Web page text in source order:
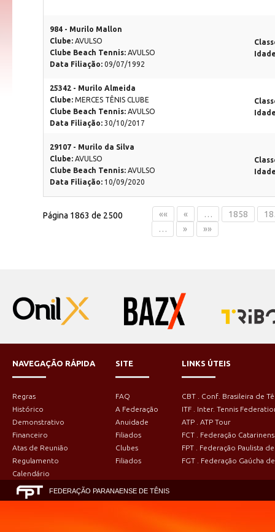
984 - Murilo Mallon
Clube: AVULSO
Clube Beach Tennis: AVULSO
Data Filiação: 09/07/1992
25342 - Murilo Almeida
Clube: MERCES TÊNIS CLUBE
Clube Beach Tennis: AVULSO
Data Filiação: 30/10/2017
29107 - Murilo da Silva
Clube: AVULSO
Clube Beach Tennis: AVULSO
Data Filiação: 10/09/2020
Página 1863 de 2500 «« « … 1858
…
» »»
NAVEGAÇÃO RÁPIDA
Regras
Histórico
Demonstrativo
Financeiro
Atas de Reunião
Regulamento
Calendário
SITE
FAQ
A Federação
Anuidade
Filiados
Clubes
Filiados
LINKS ÚTEIS
CBT . Conf. Brasileira de
ITF . Inter. Tennis
ATP . ATP Tour
FCT . Federação
FPT . Federação Paulista
FGT . Federação Gaúcha
FEDERAÇÃO PARANAENSE DE TÊNIS